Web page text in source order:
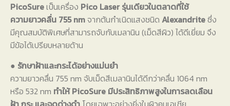
PicoSureเป็นเครื่อง Pico Laser รุ่นเดียวในตลาดที่ใช้
ความยาวคลื่น 755 nmจากต้นกำเนิดแสงชนิด Alexandriteซึ่ง
มีคุณสมบัติพิเศษที่สามารถจับกับเมลานิน (เม็ดสีผิว) ได้ดีเยี่ยม จึง
มีข้อได้เปรียบหลายด้าน
● รักษาฝ้าและกระได้อย่างแม่นยำ
ความยาวคลื่น 755 nm จับเม็ดสีเมลานินได้ดีกว่าคลื่น 1064 nm
หรือ 532 nm ทำให้ PicoSure มีประสิทธิภาพสูงในการลดเลือน